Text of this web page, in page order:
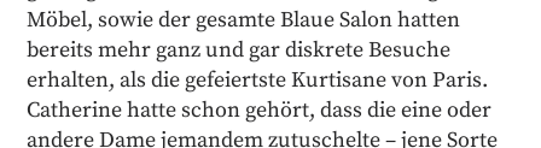
Möbel, sowie der gesamte Blaue Salon hatten
bereits mehr ganz und gar diskrete Besuche
erhalten, als die gefeiertste Kurtisane von Paris.
Catherine hatte schon gehört, dass die eine oder
andere Dame jemandem zutuschelte – jene Sorte